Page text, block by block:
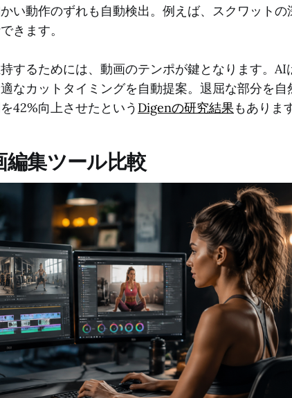
い動作のずれも自動検出。例えば、スクワットの
きます。
するためには、動画のテンポが鍵となります。AI
なカットタイミングを自動提案。退屈な部分を自
42%向上させたという Digenの研究結果もありま
集ツール比較